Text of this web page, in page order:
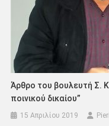
Άρθρο του βουλευτή Σ.
ποινικού δικαίου”
15 Απριλίου 2019